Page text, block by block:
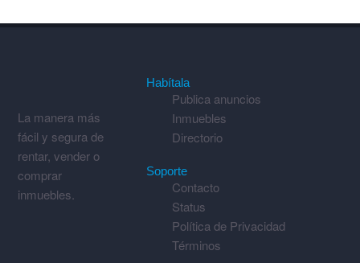
La manera más
fácil y segura de
rentar, vender o
comprar
inmuebles.
Habítala
Publica anuncios
Inmuebles
Directorio
Soporte
Contacto
Status
Política de Privacidad
Términos